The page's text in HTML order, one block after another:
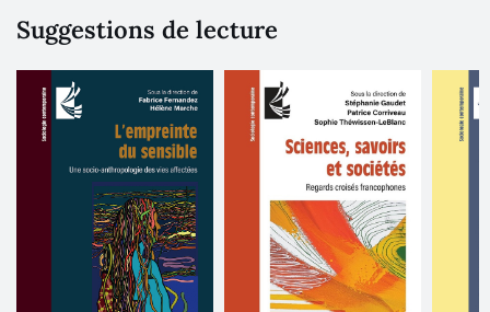
Suggestions de lecture